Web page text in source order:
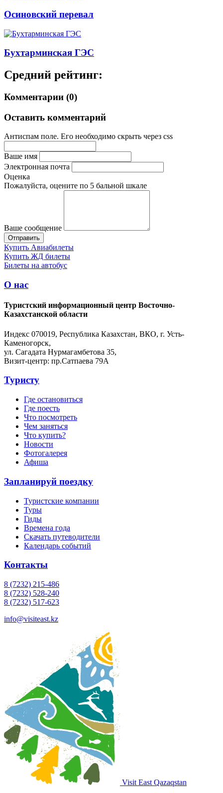
Осиновский перевал
Бухтарминская ГЭС
Средний рейтинг:
Комментарии (0)
Оставить комментарий
Антиспам поле. Его необходимо скрыть через css
Ваше имя
Электронная почта
Оценка
Пожалуйста, оцените по 5 бальной шкале
Ваше сообщение
Купить Авиабилеты
Купить ЖД билеты
Билеты на автобус
О нас
Туристский информационный центр Восточно-
Казахстанской области
Индекс 070019, Республика Казахстан, ВКО, г. Усть-
Каменогорск,
ул. Сагадата Нурмагамбетова 35,
Визит-центр: пр.Сатпаева 79А
Туристу
Где остановиться
Где поесть
Что посмотреть
Чем заняться
Что купить?
Новости
Фотогалерея
Афиша
Запланируй поездку
Туристские компании
Туры
Гиды
Времена года
Скачать путеводители
Календарь событий
Контакты
8 (7232) 215-486
8 (7232) 528-240
8 (7232) 517-623
info@visiteast.kz
Visit East Qazaqstan